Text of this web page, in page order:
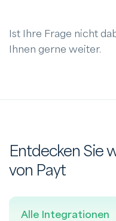
Ist Ihre Frage nicht
Ihnen gerne weiter.
Entdecken Sie
von Payt
Alle Integrationen